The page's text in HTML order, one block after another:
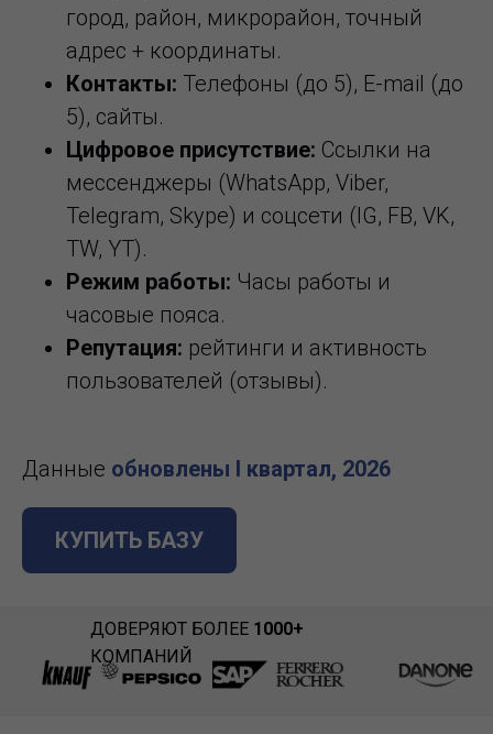
город, район, микрорайон, точный
адрес + координаты.
Контакты: Телефоны (до 5), E-mail (до
5), сайты.
Цифровое присутствие: Ссылки на
мессенджеры (WhatsApp, Viber,
Telegram, Skype) и соцсети (IG, FB, VK,
TW, YT).
Режим работы: Часы работы и
часовые пояса.
Репутация: рейтинги и активность
пользователей (отзывы).
Данные обновлены I квартал, 2026
КУПИТЬ БАЗУ
ДОВЕРЯЮТ БОЛЕЕ 1000+
КОМПАНИЙ